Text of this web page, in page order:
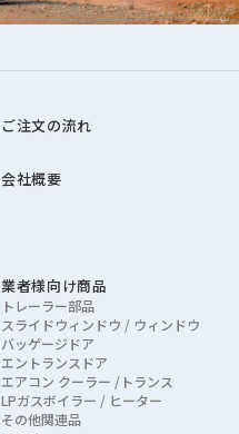
ご注文の流れ
会社概要
業者様向け商品
トレーラー部品
スライドウィンドウ / ウィンドウ
バッゲージドア
エントランスドア
エアコン クーラー /トランス
LPガスボイラー / ヒーター
その他関連品